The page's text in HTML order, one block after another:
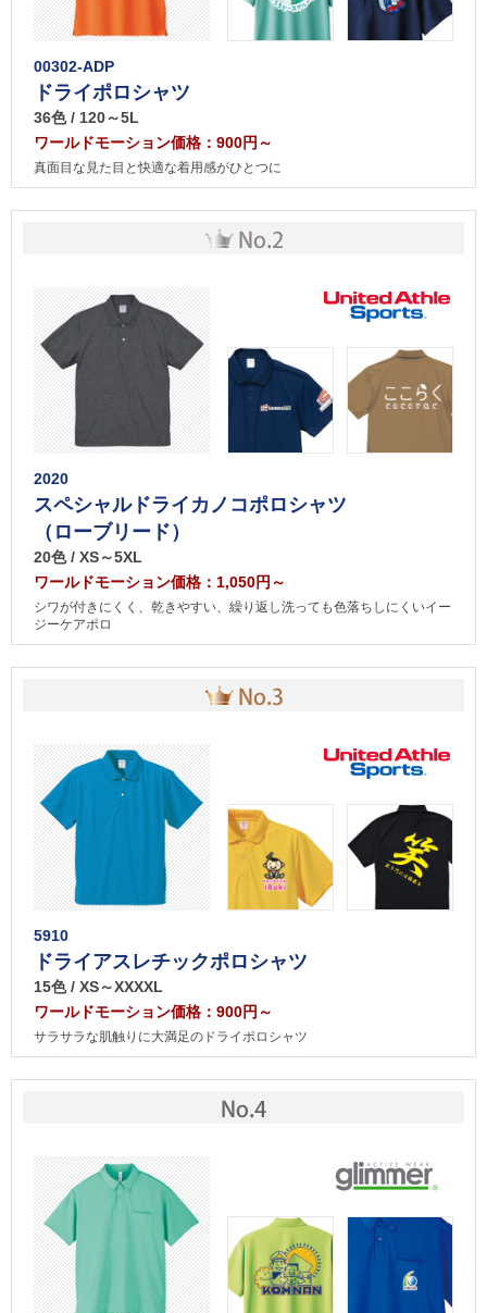
00302-ADP
ドライポロシャツ
36色 / 120～5L
ワールドモーション価格：900円～
真面目な見た目と快適な着用感がひとつに
2020
スペシャルドライカノコポロシャツ
（ローブリード）
20色 / XS～5XL
ワールドモーション価格：1,050円～
シワが付きにくく、乾きやすい、繰り返し洗っても色落ちしにくいイー
ジーケアポロ
5910
ドライアスレチックポロシャツ
15色 / XS～XXXXL
ワールドモーション価格：900円～
サラサラな肌触りに大満足のドライポロシャツ